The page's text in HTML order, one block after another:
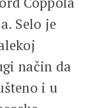
Selo je
način da
i u